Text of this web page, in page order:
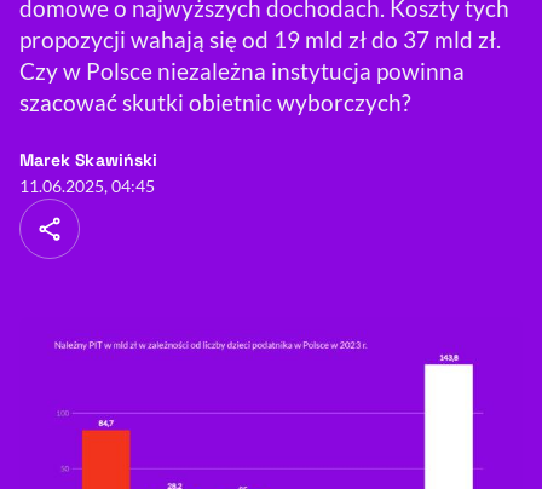
Deklaracja dostępności , otwiera się w nowym oknie
Zgłoś problem
, otwiera się w
domowe o najwyższych dochodach. Koszty tych
propozycji wahają się od 19 mld zł do 37 mld zł.
Czy w Polsce niezależna instytucja powinna
szacować skutki obietnic wyborczych?
Marek Skawiński
11.06.2025, 04:45